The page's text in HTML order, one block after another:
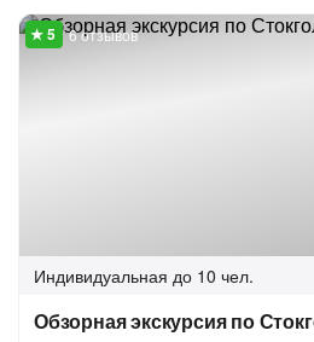
6 отзывов
Индивидуальная до 10 чел.
Обзорная экскурсия по